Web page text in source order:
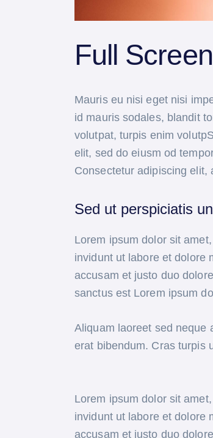
Full
Mauris eu nisi eget nisi
id mauris sodales, blandit
volutpat, turpis enim
elit, sed do eiusm od
Consectetur adipiscing elit,
Sed ut perspiciatis
Lorem ipsum dolor sit
invidunt ut labore et dolore
accusam et justo duo
sanctus est Lorem ipsum
Aliquam laoreet sed neque
erat bibendum. Cras turpis
Lorem ipsum dolor sit
invidunt ut labore et dolore
accusam et justo duo